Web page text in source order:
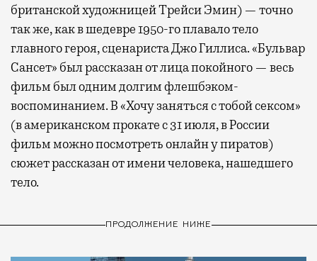
британской художницей Трейси Эмин) — точно
так же, как в шедевре 1950-го плавало тело
главного героя, сценариста Джо Гиллиса. «Бульвар
Сансет» был рассказан от лица покойного — весь
фильм был одним долгим флешбэком-
воспоминанием. В «Хочу заняться с тобой сексом»
(в американском прокате с 31 июля, в России
фильм можно посмотреть онлайн у пиратов)
сюжет рассказан от имени человека, нашедшего
тело.
ПРОДОЛЖЕНИЕ НИЖЕ